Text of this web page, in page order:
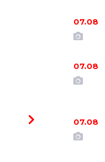
07.08
07.08
07.08